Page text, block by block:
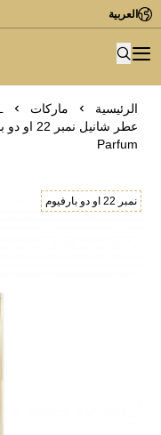
العربية
الرئيسية ماركات
Parfum
نمبر 22 او دو بارفيوم